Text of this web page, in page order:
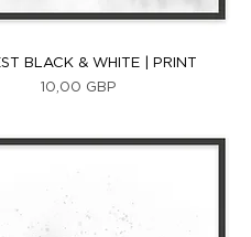
Vista rápida
BLACK & WHITE | PRINT
Precio
10,00 GBP